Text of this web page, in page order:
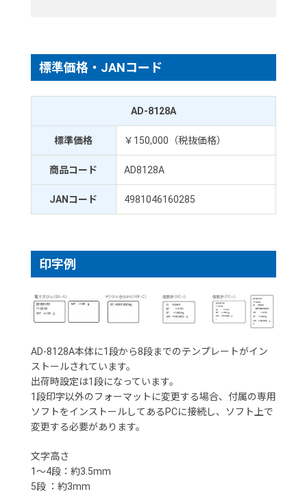
標準価格・JANコード
AD-8128A
標準価格 ￥150,000（税抜価格）
商品コード AD8128A
JANコード 4981046160285
印字例
AD-8128A本体に1段から8段までのテンプレートがイン
ストールされています。
出荷時設定は1段になっています。
1段印字以外のフォーマットに変更する場合、付属の専用
ソフトをインストールしてあるPCに接続し、ソフト上で
変更する必要があります。
文字高さ
1～4段：約3.5mm
5段 ：約3mm